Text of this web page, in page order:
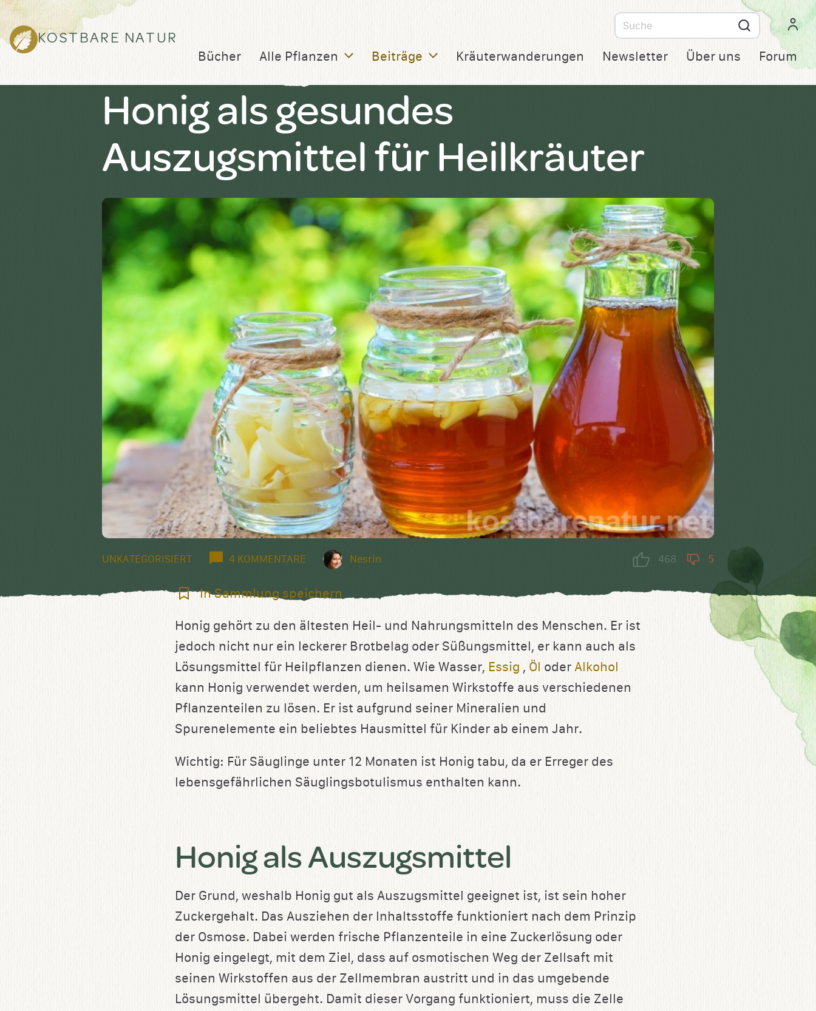
KOSTBARE NATUR
Suche
nach
Bücher Alle Pflanzen Beiträge Kräuterwanderungen Newsletter Über uns Forum
Honig als gesundes
Auszugsmittel für Heilkräuter
UNKATEGORISIERT 4 KOMMENTARE Nesrin 468 5
In
speichern
In Sammlung speichern
Honig gehört zu den ältesten Heil- und Nahrungsmitteln des Menschen. Er ist
jedoch nicht nur ein leckerer Brotbelag oder Süßungsmittel, er kann auch als
Lösungsmittel für Heilpflanzen dienen. Wie Wasser, Essig , Öl oder Alkohol
kann Honig verwendet werden, um heilsamen Wirkstoffe aus verschiedenen
Pflanzenteilen zu lösen. Er ist aufgrund seiner Mineralien und
Spurenelemente ein beliebtes Hausmittel für Kinder ab einem Jahr.
Wichtig: Für Säuglinge unter 12 Monaten ist Honig tabu, da er Erreger des
lebensgefährlichen Säuglingsbotulismus enthalten kann.
Honig als Auszugsmittel
Der Grund, weshalb Honig gut als Auszugsmittel geeignet ist, ist sein hoher
Zuckergehalt. Das Ausziehen der Inhaltsstoffe funktioniert nach dem Prinzip
der Osmose. Dabei werden frische Pflanzenteile in eine Zuckerlösung oder
Honig eingelegt, mit dem Ziel, dass auf osmotischen Weg der Zellsaft mit
seinen Wirkstoffen aus der Zellmembran austritt und in das umgebende
Lösungsmittel übergeht. Damit dieser Vorgang funktioniert, muss die Zelle